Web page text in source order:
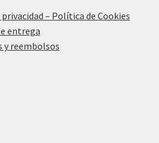
– Política de Cookies
entrega
y reembolsos